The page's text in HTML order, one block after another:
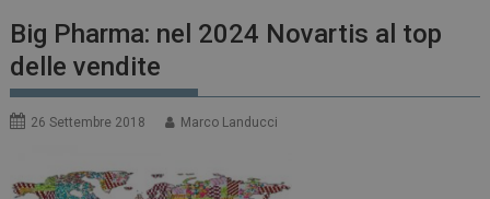
Big Pharma: nel 2024 Novartis al top
delle vendite
26 Settembre 2018 Marco Landucci